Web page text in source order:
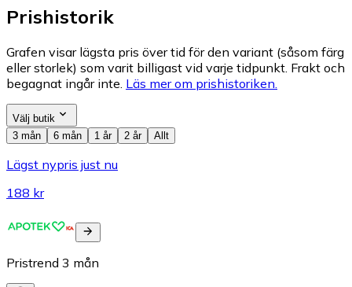
Prishistorik
Grafen visar lägsta pris över tid för den variant (såsom färg
eller storlek) som varit billigast vid varje tidpunkt. Frakt och
begagnat ingår inte. Läs mer om prishistoriken.
Välj butik
3 mån
6 mån 1 år 2 år Allt
Lägst nypris just nu
188 kr
Pristrend 3 mån